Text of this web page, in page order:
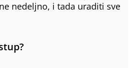
nedeljno, i tada uraditi sve